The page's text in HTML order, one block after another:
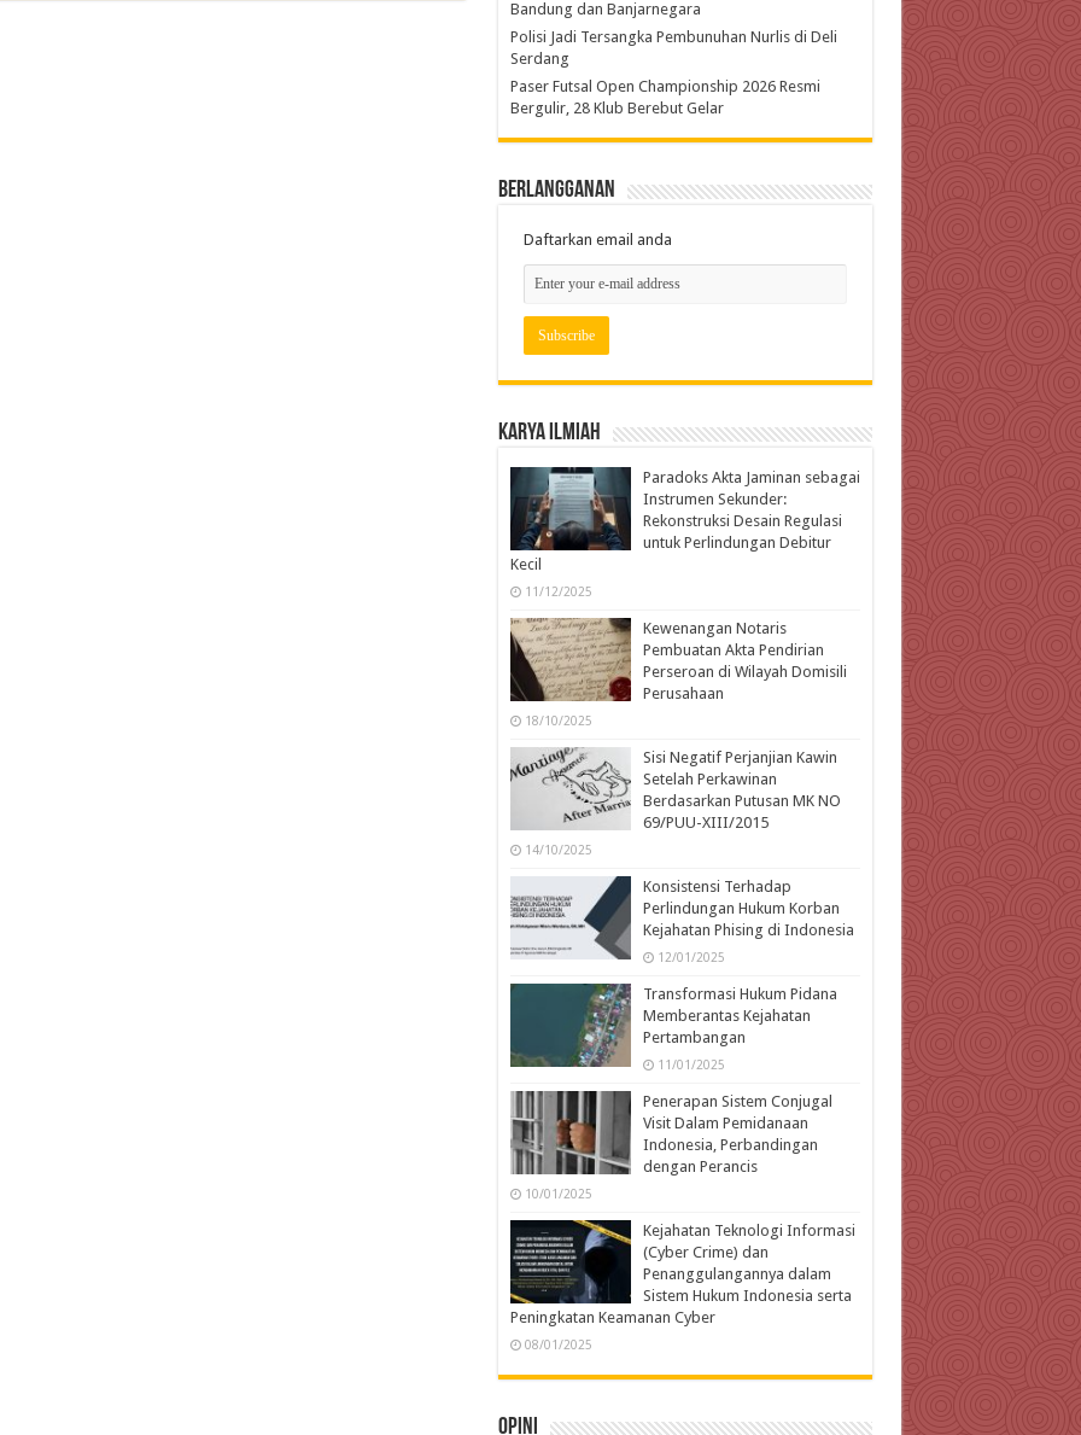
Bandung dan Banjarnegara
Polisi Jadi Tersangka Pembunuhan Nurlis di Deli
Serdang
Paser Futsal Open Championship 2026 Resmi
Bergulir, 28 Klub Berebut Gelar
Berlangganan
Daftarkan email anda
Karya Ilmiah
Paradoks Akta Jaminan sebagai
Instrumen Sekunder:
Rekonstruksi Desain Regulasi
untuk Perlindungan Debitur
Kecil
11/12/2025
Kewenangan Notaris
Pembuatan Akta Pendirian
Perseroan di Wilayah Domisili
Perusahaan
18/10/2025
Sisi Negatif Perjanjian Kawin
Setelah Perkawinan
Berdasarkan Putusan MK NO
69/PUU-XIII/2015
14/10/2025
Konsistensi Terhadap
Perlindungan Hukum Korban
Kejahatan Phising di Indonesia
12/01/2025
Transformasi Hukum Pidana
Memberantas Kejahatan
Pertambangan
11/01/2025
Penerapan Sistem Conjugal
Visit Dalam Pemidanaan
Indonesia, Perbandingan
dengan Perancis
10/01/2025
Kejahatan Teknologi Informasi
(Cyber Crime) dan
Penanggulangannya dalam
Sistem Hukum Indonesia serta
Peningkatan Keamanan Cyber
08/01/2025
Opini